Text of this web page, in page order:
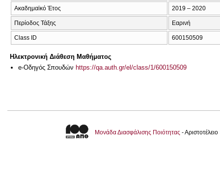
Ακαδημαϊκό Έτος 2019 – 2020
Περίοδος Τάξης Εαρινή
Class ID 600150509
Ηλεκτρονική Διάθεση Μαθήματος
e-Οδηγός Σπουδών https://qa.auth.gr/el/class/1/600150509
Μονάδα Διασφάλισης Ποιότητας -